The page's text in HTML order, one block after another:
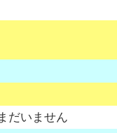
だいません